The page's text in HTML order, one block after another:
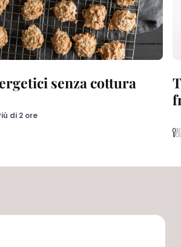
senza cottura
di 2 ore